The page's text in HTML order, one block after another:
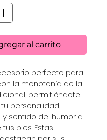
al carrito
perfecto para
la monotonía de la
permitiéndote
personalidad,
y sentido del humor a
pies. Estas